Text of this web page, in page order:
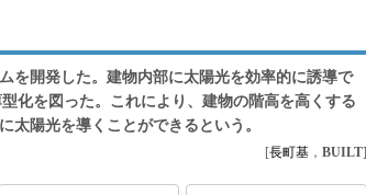
メンテナンス・レジリエンスOSAKA
日本 ものづくりワールド 2020
メンテナンス・レジリエンスTOKYO
IGAS2018
を開発した。建物内部に太陽光を効率的に誘導で
化を図った。これにより、建物の階高を高くする
太陽光を導くことができるという。
[長町基 ， BUILT]